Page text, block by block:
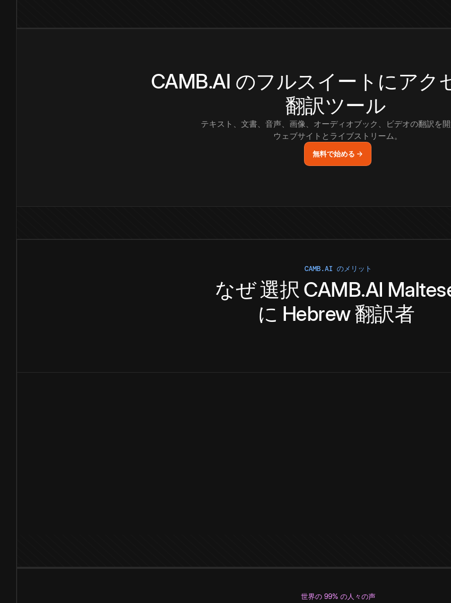
CAMB.AI のフルスイートにアク
翻訳ツール
テキスト、文書、音声、画像、オーディオブック、ビデオの翻訳を
ウェブサイトとライブストリーム。
無料で始める →
CAMB.AI のメリット
なぜ選択 CAMB.AI
に Hebrew翻訳者
世界の 99% の人々の声